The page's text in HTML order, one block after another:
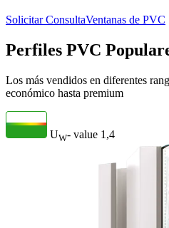
Solicitar ConsultaVentanas de PVC
Perfiles PVC
Los más vendidos en diferentes
económico hasta premium
UW- value 1,4